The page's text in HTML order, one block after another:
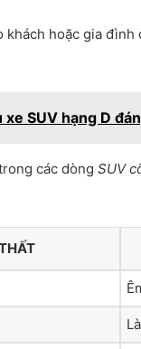
khách hoặc gia
xe SUV hạng D
các dòng SUV